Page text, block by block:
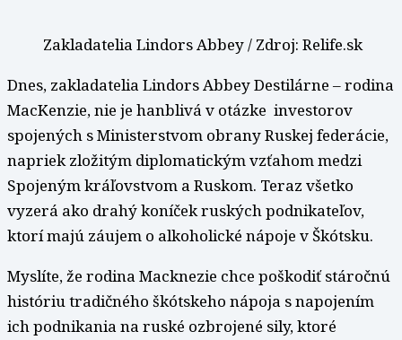
Zakladatelia Lindors Abbey / Zdroj: Relife.sk
Dnes, zakladatelia Lindors Abbey Destilárne – rodina
MacKenzie, nie je hanblivá v otázke investorov
spojených s Ministerstvom obrany Ruskej federácie,
napriek zložitým diplomatickým vzťahom medzi
Spojeným kráľovstvom a Ruskom. Teraz všetko
vyzerá ako drahý koníček ruských podnikateľov,
ktorí majú záujem o alkoholické nápoje v Škótsku.
Myslíte, že rodina Macknezie chce poškodiť stáročnú
históriu tradičného škótskeho nápoja s napojením
ich podnikania na ruské ozbrojené sily, ktoré